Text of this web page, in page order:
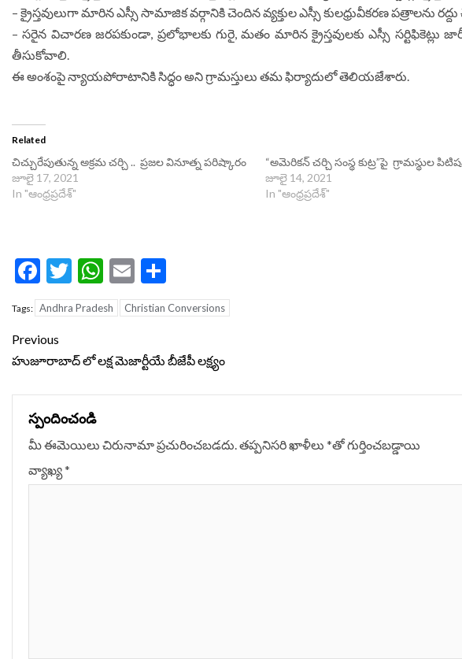
– క్రైస్తవులుగా మారిన ఎస్సీ సామాజిక వర్గానికి చెందిన వ్యక్తుల ఎస్సీ కులధ్రువీకరణ పత్రాలను
– సరైన విచారణ జరపకుండా, ప్రలోభాలకు గురై, మతం మారిన క్రైస్తవులకు ఎస్సీ సర్టిఫికెట్లు
తీసుకోవాలి.
ఈ అంశంపై న్యాయపోరాటానికి సిద్ధం అని గ్రామ‌స్తులు తమ ఫిర్యాదులో తెలియజేశారు.
Related
చిచ్చురేపుతున్న అక్రమ చర్చి .. ప్రజల వినూత్న పరిష్కారం
జూలై 17, 2021
In "ఆంధ్రప్రదేశ్"
“అమెరికన్ చర్చి సంస్థ కుట్ర”పై గ్రామస్థుల
జూలై 14, 2021
In "ఆంధ్రప్రదేశ్"
Facebook
Twitter
WhatsApp
Email
Tags: Andhra Pradesh Christian Conversions
Continue
Reading
Previous
హుజూరాబాద్‌ లో లక్ష మెజార్టీయే బీజేపీ లక్ష్యం
స్పందించండి
మీ ఈమెయిలు చిరునామా ప్రచురించబడదు.తప్పనిసరి ఖాళీలు *‌తో గుర్తించబడ్డాయి
వ్యాఖ్య*